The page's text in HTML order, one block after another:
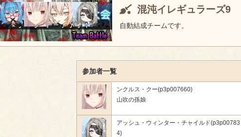
混沌イレギュラーズ9
自動結成チームです。
参加者一覧
ンクルス・クー(p3p007660)
山吹の孫娘
アッシュ・ウィンター・チャイルド(p3p00783
4)